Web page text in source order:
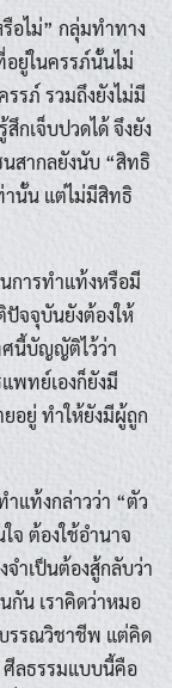
อไม่” กลุ่มทำทาง
ยู่ในครรภ์นั้นไม่
รภ์ รวมถึงยังไม่มี
กเจ็บปวดได้ จึงยัง
สากลยังนับ “สิทธิ
านั้น แต่ไม่มีสิทธิ
การทำแท้งหรือมี
ปัจจุบันยังต้องให้
ศนี้บัญญัติไว้ว่า
พทย์เองก็ยังมี
อยู่ ทำให้ยังมีผู้ถูก
แท้งกล่าวว่า “ตัว
จ ต้องใช้อำนาจ
ำเป็นต้องสู้กลับว่า
กัน เราคิดว่าหมอ
บรรณวิชาชีพ แต่คิด
ศีลธรรมแบบนี้คือ